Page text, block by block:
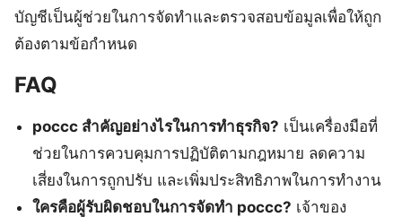
บัญชีเป็นผู้ช่วยในการจัดทำและตรวจสอบข้อมูลเพื่อให้ถูก
ต้องตามข้อกำหนด
FAQ
poccc สำคัญอย่างไรในการทำธุรกิจ? เป็นเครื่องมือที่
ช่วยในการควบคุมการปฏิบัติตามกฎหมาย ลดความ
เสี่ยงในการถูกปรับ และเพิ่มประสิทธิภาพในการทำงาน
ใครคือผู้รับผิดชอบในการจัดทำ poccc? เจ้าของ